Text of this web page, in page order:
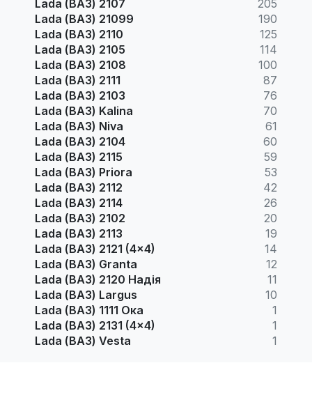
Lada (ВАЗ) 2107
205
Lada (ВАЗ) 21099
190
Lada (ВАЗ) 2110
125
Lada (ВАЗ) 2105
114
Lada (ВАЗ) 2108
100
Lada (ВАЗ) 2111
87
Lada (ВАЗ) 2103
76
Lada (ВАЗ) Kalina
70
Lada (ВАЗ) Niva
61
Lada (ВАЗ) 2104
60
Lada (ВАЗ) 2115
59
Lada (ВАЗ) Priora
53
Lada (ВАЗ) 2112
42
Lada (ВАЗ) 2114
26
Lada (ВАЗ) 2102
20
Lada (ВАЗ) 2113
19
Lada (ВАЗ) 2121 (4x4)
14
Lada (ВАЗ) Granta
12
Lada (ВАЗ) 2120 Надія
11
Lada (ВАЗ) Largus
10
Lada (ВАЗ) 1111 Ока
1
Lada (ВАЗ) 2131 (4x4)
1
Lada (ВАЗ) Vesta
1